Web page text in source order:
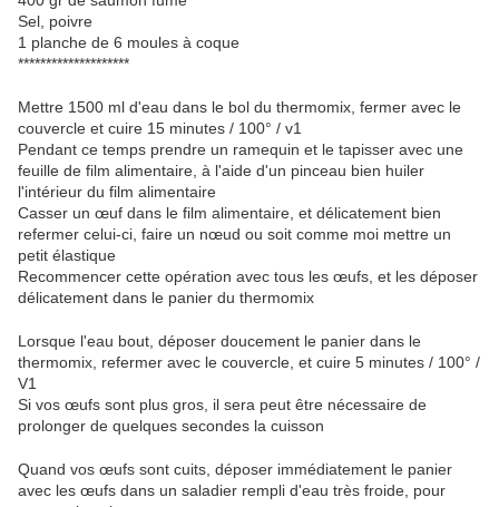
Sel, poivre
1 planche de 6 moules à coque
********************
Mettre 1500 ml d'eau dans le bol du thermomix, fermer avec le
couvercle et cuire 15 minutes / 100° / v1
Pendant ce temps prendre un ramequin et le tapisser avec une
feuille de film alimentaire, à l'aide d'un pinceau bien huiler
l'intérieur du film alimentaire
Casser un œuf dans le film alimentaire, et délicatement bien
refermer celui-ci, faire un nœud ou soit comme moi mettre un
petit élastique
Recommencer cette opération avec tous les œufs, et les déposer
délicatement dans le panier du thermomix
Lorsque l'eau bout, déposer doucement le panier dans le
thermomix, refermer avec le couvercle, et cuire 5 minutes / 100° /
V1
Si vos œufs sont plus gros, il sera peut être nécessaire de
prolonger de quelques secondes la cuisson
Quand vos œufs sont cuits, déposer immédiatement le panier
avec les œufs dans un saladier rempli d'eau très froide, pour